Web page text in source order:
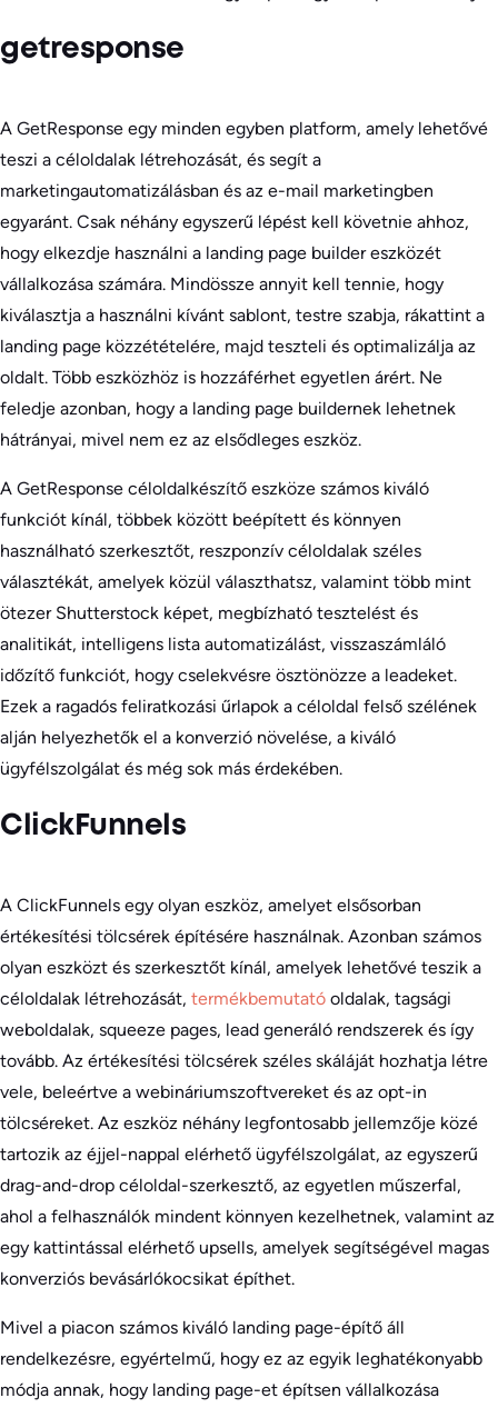
getresponse
A GetResponse egy minden egyben platform, amely lehetővé
teszi a céloldalak létrehozását, és segít a
marketingautomatizálásban és az e-mail marketingben
egyaránt. Csak néhány egyszerű lépést kell követnie ahhoz,
hogy elkezdje használni a landing page builder eszközét
vállalkozása számára. Mindössze annyit kell tennie, hogy
kiválasztja a használni kívánt sablont, testre szabja, rákattint a
landing page közzétételére, majd teszteli és optimalizálja az
oldalt. Több eszközhöz is hozzáférhet egyetlen árért. Ne
feledje azonban, hogy a landing page buildernek lehetnek
hátrányai, mivel nem ez az elsődleges eszköz.
A GetResponse céloldalkészítő eszköze számos kiváló
funkciót kínál, többek között beépített és könnyen
használható szerkesztőt, reszponzív céloldalak széles
választékát, amelyek közül választhatsz, valamint több mint
ötezer Shutterstock képet, megbízható tesztelést és
analitikát, intelligens lista automatizálást, visszaszámláló
időzítő funkciót, hogy cselekvésre ösztönözze a leadeket.
Ezek a ragadós feliratkozási űrlapok a céloldal felső szélének
alján helyezhetők el a konverzió növelése, a kiváló
ügyfélszolgálat és még sok más érdekében.
ClickFunnels
A ClickFunnels egy olyan eszköz, amelyet elsősorban
értékesítési tölcsérek építésére használnak. Azonban számos
olyan eszközt és szerkesztőt kínál, amelyek lehetővé teszik a
céloldalak létrehozását, termékbemutató oldalak, tagsági
weboldalak, squeeze pages, lead generáló rendszerek és így
tovább. Az értékesítési tölcsérek széles skáláját hozhatja létre
vele, beleértve a webináriumszoftvereket és az opt-in
tölcséreket. Az eszköz néhány legfontosabb jellemzője közé
tartozik az éjjel-nappal elérhető ügyfélszolgálat, az egyszerű
drag-and-drop céloldal-szerkesztő, az egyetlen műszerfal,
ahol a felhasználók mindent könnyen kezelhetnek, valamint az
egy kattintással elérhető upsells, amelyek segítségével magas
konverziós bevásárlókocsikat építhet.
Mivel a piacon számos kiváló landing page-építő áll
rendelkezésre, egyértelmű, hogy ez az egyik leghatékonyabb
módja annak, hogy landing page-et építsen vállalkozása